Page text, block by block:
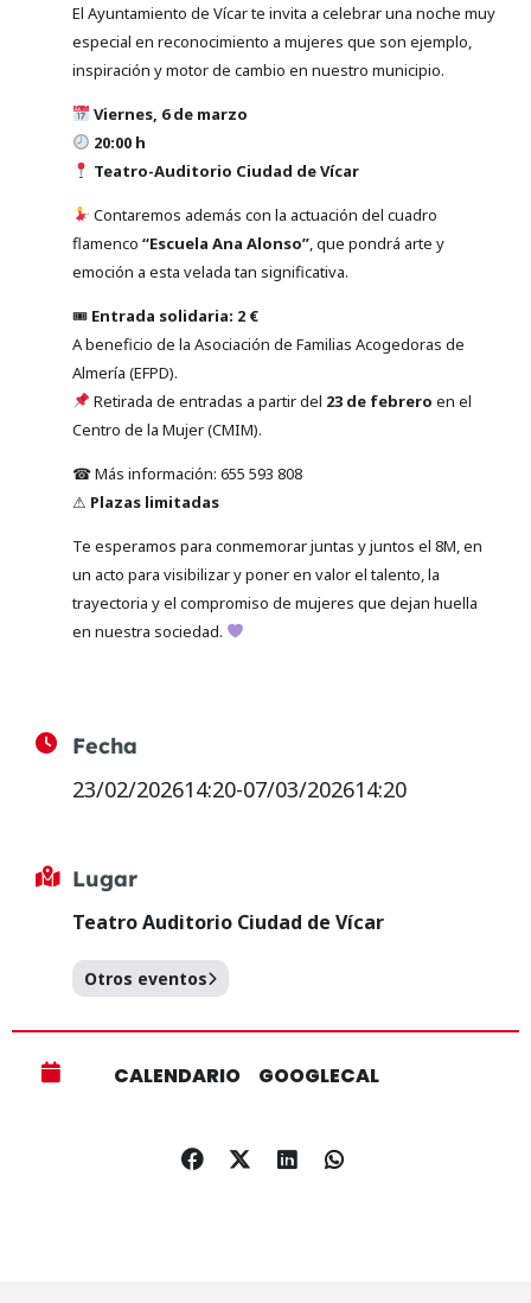
El Ayuntamiento de Vícar te invita a celebrar una noche muy
especial en reconocimiento a mujeres que son ejemplo,
inspiración y motor de cambio en nuestro municipio.
Viernes, 6 de marzo
20:00 h
Teatro-Auditorio Ciudad de Vícar
Contaremos además con la actuación del cuadro
flamenco “Escuela Ana Alonso”, que pondrá arte y
emoción a esta velada tan significativa.
🎟 Entrada solidaria: 2 €
A beneficio de la Asociación de Familias Acogedoras de
Almería (EFPD).
Retirada de entradas a partir del 23 de febrero en el
Centro de la Mujer (CMIM).
☎ Más información: 655 593 808
⚠ Plazas limitadas
Te esperamos para conmemorar juntas y juntos el 8M, en
un acto para visibilizar y poner en valor el talento, la
trayectoria y el compromiso de mujeres que dejan huella
en nuestra sociedad.
Fecha
23/02/202614:20-07/03/202614:20
Lugar
Teatro Auditorio Ciudad de Vícar
Otros eventos
CALENDARIO GOOGLECAL